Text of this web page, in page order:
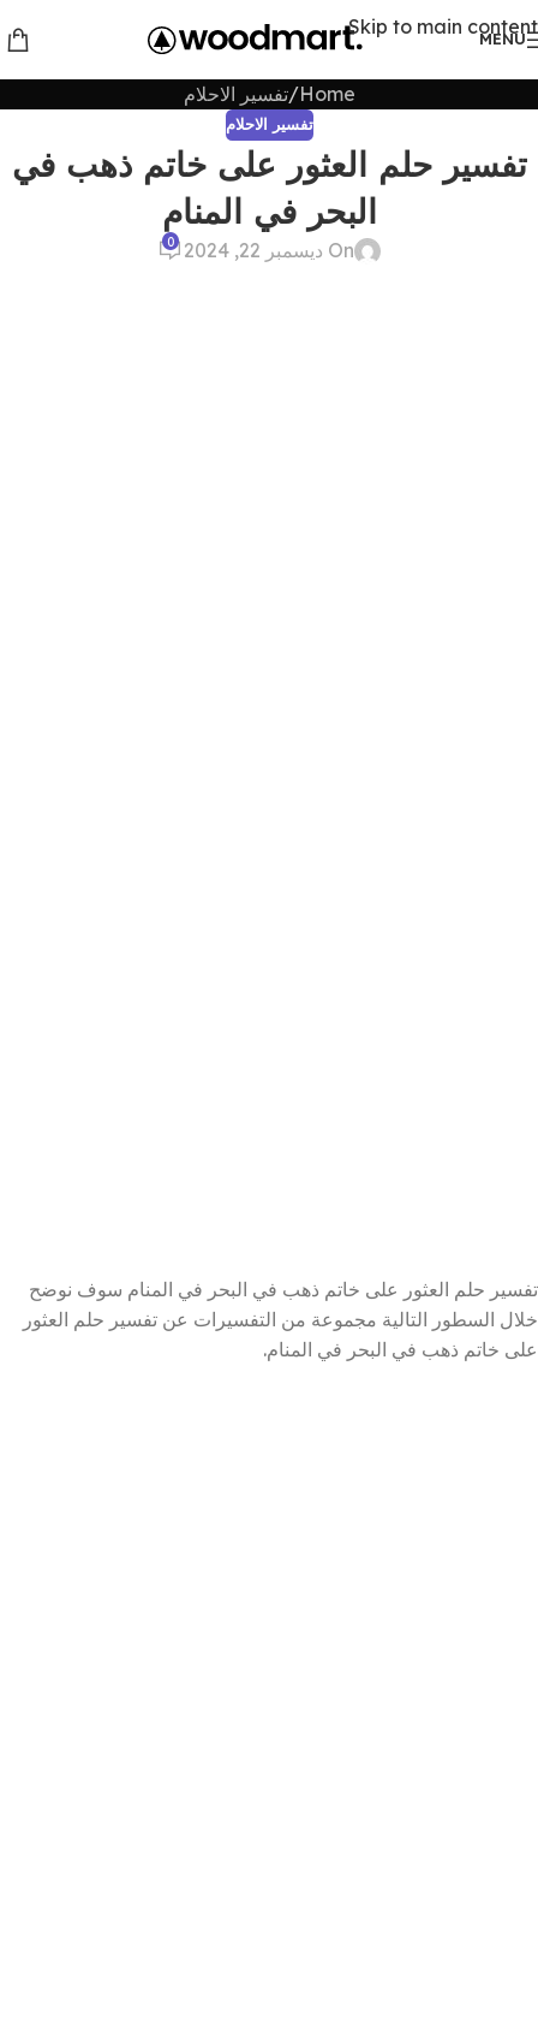
Skip to main content
MENU
Home تفسير الاحلام
تفسير الاحلام
تفسير حلم العثور على خاتم ذهب في
البحر في المنام
On ديسمبر 22, 2024 0
تفسير حلم العثور على خاتم ذهب في البحر في المنام سوف نوضح
خلال السطور التالية مجموعة من التفسيرات عن تفسير حلم العثور
على خاتم ذهب في البحر في المنام.